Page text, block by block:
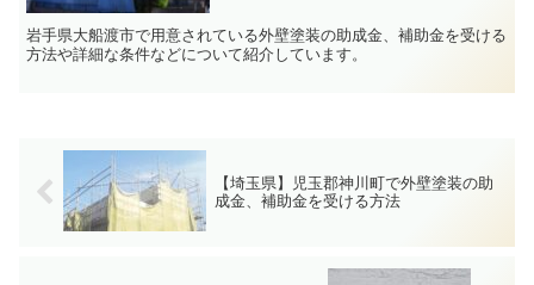
岩手県大船渡市で用意されている外壁塗装の助成金、補助金を受ける
方法や詳細な条件などについて紹介しています。
【埼玉県】児玉郡神川町で外壁塗装の助
成金、補助金を受ける方法